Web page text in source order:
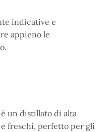
indicative e
appieno le
un distillato di alta
freschi, perfetto per gli